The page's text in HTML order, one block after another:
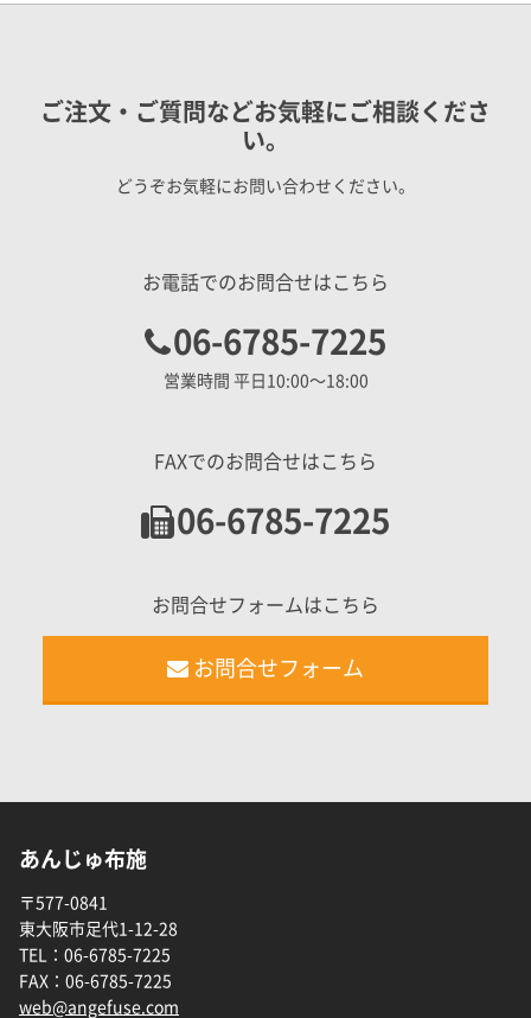
ご注文・ご質問などお気軽にご相談くださ
い。
どうぞお気軽にお問い合わせください。
お電話でのお問合せはこちら
06-6785-7225
営業時間 平日10:00〜18:00
FAXでのお問合せはこちら
06-6785-7225
お問合せフォームはこちら
お問合せフォーム
あんじゅ布施
〒577-0841
東大阪市足代1-12-28
TEL： 06-6785-7225
FAX： 06-6785-7225
web@angefuse.com